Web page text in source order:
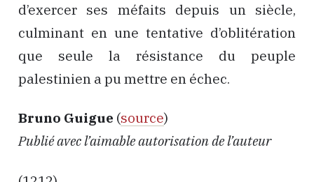
d’exercer ses méfaits depuis un siècle,
culminant en une tentative d’oblitération
que seule la résistance du peuple
palestinien a pu mettre en échec.
Bruno Guigue (source)
Publié avec l’aimable autorisation de l’auteur